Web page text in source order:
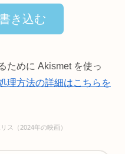
き込む
ために Akismet を使っ
理方法の詳細はこちらを
ス（2024年の映画）